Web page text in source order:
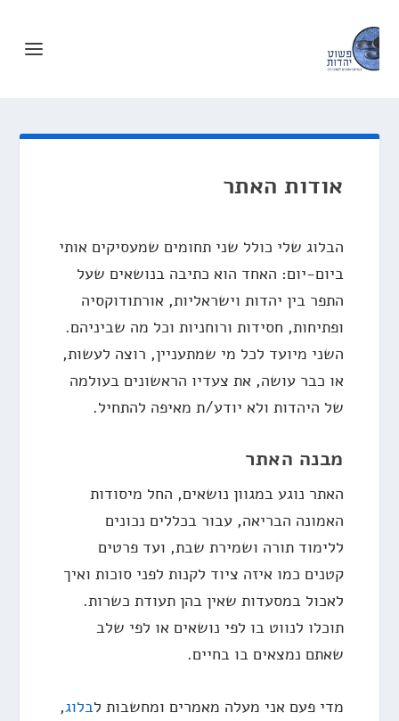
אודות האתר
הבלוג שלי כולל שני תחומים שמעסיקים אותי
ביום-יום: האחד הוא כתיבה בנושאים שעל
התפר בין יהדות וישראליות, אורתודוקסיה
ופתיחות, חסידות ורוחניות וכל מה שביניהם.
השני מיועד לכל מי שמתעניין, רוצה לעשות,
או כבר עושה, את צעדיו הראשונים בעולמה
של היהדות ולא יודע/ת מאיפה להתחיל.
מבנה האתר
האתר נוגע במגוון נושאים, החל מיסודות
האמונה הבריאה, עבור בכללים נכונים
ללימוד תורה ושמירת שבת, ועד פרטים
קטנים כמו איזה ציוד לקנות לפני סוכות ואיך
לאכול במסעדות שאין בהן תעודת כשרות.
תוכלו לנווט בו לפי נושאים או לפי שלב
שאתם נמצאים בו בחיים.
מדי פעם אני מעלה מאמרים ומחשבות לבלוג,